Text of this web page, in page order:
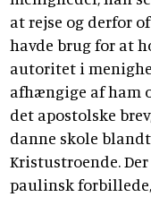
at rejse og derfor
havde brug for at
autoritet i
afhængige af ham
det apostolske
danne skole
Kristustroende.
paulinsk forbillede,